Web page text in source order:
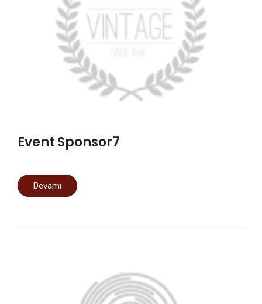
Event Sponsor7
Devamı